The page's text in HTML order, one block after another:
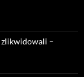
zlikwidowali –